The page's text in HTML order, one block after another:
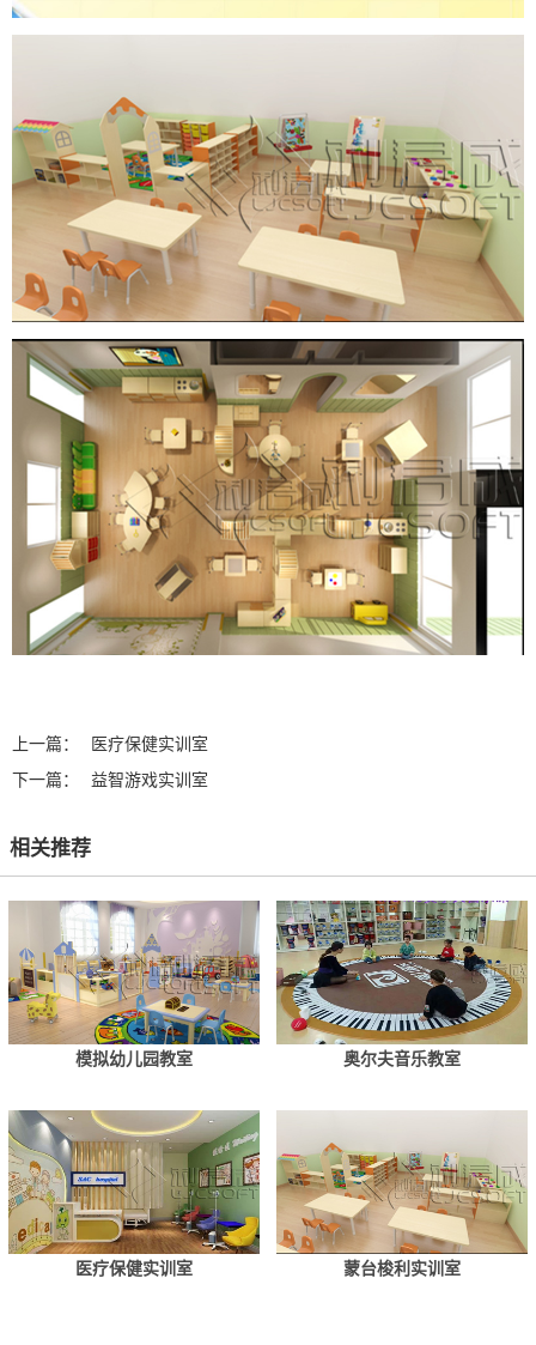
上一篇：
医疗保健实训室
下一篇：
益智游戏实训室
相关推荐
模拟幼儿园教室 奥尔夫音乐教室
医疗保健实训室 蒙台梭利实训室